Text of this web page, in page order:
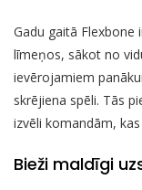
Gadu gaitā Flexbone
līmeņos, sākot no
ievērojamiem
skrējiena spēli. Tās
izvēli komandām,
Bieži maldīgi